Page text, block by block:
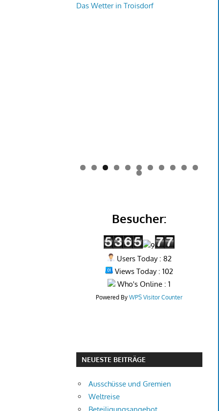
Das Wetter in Troisdorf
0 1
2
Besucher:
Users Today : 82
Views Today : 102
Who's Online : 1
Powered ByWPS Visitor Counter
NEUESTE BEITRÄGE
Ausschüsse und Gremien
Weltreise